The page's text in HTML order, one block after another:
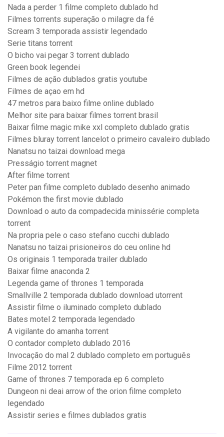
Nada a perder 1 filme completo dublado hd
Filmes torrents superação o milagre da fé
Scream 3 temporada assistir legendado
Serie titans torrent
O bicho vai pegar 3 torrent dublado
Green book legendei
Filmes de ação dublados gratis youtube
Filmes de açao em hd
47 metros para baixo filme online dublado
Melhor site para baixar filmes torrent brasil
Baixar filme magic mike xxl completo dublado gratis
Filmes bluray torrent lancelot o primeiro cavaleiro dublado
Nanatsu no taizai download mega
Presságio torrent magnet
After filme torrent
Peter pan filme completo dublado desenho animado
Pokémon the first movie dublado
Download o auto da compadecida minissérie completa
torrent
Na propria pele o caso stefano cucchi dublado
Nanatsu no taizai prisioneiros do ceu online hd
Os originais 1 temporada trailer dublado
Baixar filme anaconda 2
Legenda game of thrones 1 temporada
Smallville 2 temporada dublado download utorrent
Assistir filme o iluminado completo dublado
Bates motel 2 temporada legendado
A vigilante do amanha torrent
O contador completo dublado 2016
Invocação do mal 2 dublado completo em português
Filme 2012 torrent
Game of thrones 7 temporada ep 6 completo
Dungeon ni deai arrow of the orion filme completo
legendado
Assistir series e filmes dublados gratis